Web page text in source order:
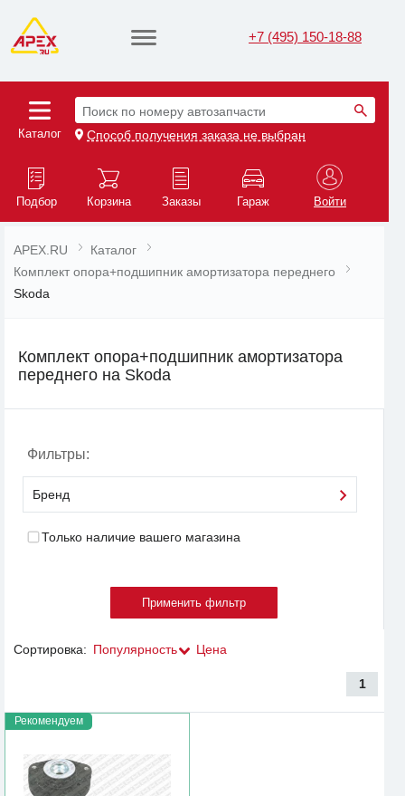
+7 (495) 150-18-88
Каталог
Поиск по номеру автозапчасти
Способ получения заказа не выбран
Подбор Корзина Заказы Гараж Войти
APEX.RU
Каталог
Комплект опора+подшипник амортизатора переднего
Skoda
Комплект опора+подшипник амортизатора
переднего на Skoda
Фильтры:
Бренд
Только наличие вашего магазина
Сортировка: Популярность Цена
1
Рекомендуем